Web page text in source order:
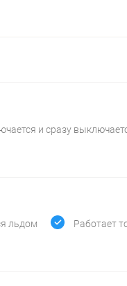
и сразу
льдом
Работает